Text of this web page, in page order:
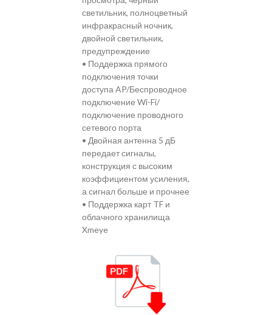
светильник, полноцветный
инфракрасный ночник,
двойной светильник,
предупреждение
• Поддержка прямого
подключения точки
доступа AP/Беспроводное
подключение Wi-Fi/
подключение проводного
сетевого порта
• Двойная антенна 5 дБ
передает сигналы,
конструкция с высоким
коэффициентом усиления,
а сигнал больше и прочнее
• Поддержка карт TF и
облачного хранилища
Xmeye